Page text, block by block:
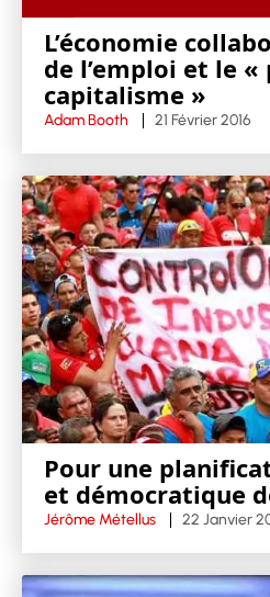
L’économie
de l’emploi et le «
capitalisme »
Adam Booth 21 Février 2016
Pour une
et démocratique
Jérôme Métellus 22 Janvier